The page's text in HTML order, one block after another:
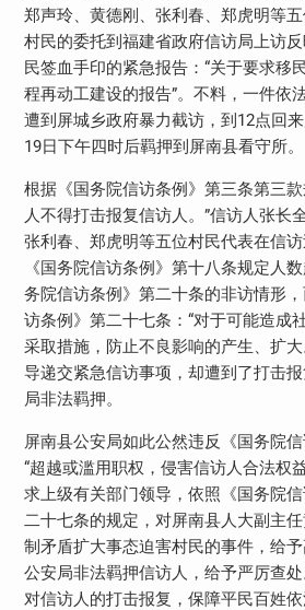
郑声玲、黄德刚、张利春、郑虎明等
村民的委托到福建省政府信访局上访
民签血手印的紧急报告：“关于要求移
程再动工建设的报告”。不料，一件依
遭到屏城乡政府暴力截访，到12点回
19日下午四时后羁押到屏南县看守所。
根据《国务院信访条例》第三条第三
人不得打击报复信访人。”信访人张长
张利春、郑虎明等五位村民代表在信
《国务院信访条例》第十八条规定人
务院信访条例》第二十条的非访情形
访条例》第二十七条：“对于可能造成
采取措施，防止不良影响的产生、扩
导递交紧急信访事项，却遭到了打击
局非法羁押。
屏南县公安局如此公然违反《国务院
“超越或滥用职权，侵害信访人合法权
求上级有关部门领导，依照《国务院信
二十七条的规定，对屏南县人大副主
制矛盾扩大事态迫害村民的事件，给
公安局非法羁押信访人，给予严厉查
对信访人的打击报复，保障平民百姓依